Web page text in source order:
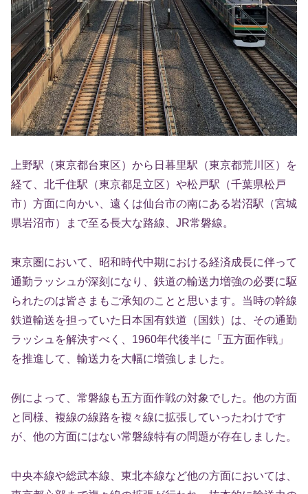
上野駅（東京都台東区）から日暮里駅（東京都荒川区）を
経て、北千住駅（東京都足立区）や松戸駅（千葉県松戸
市）方面に向かい、遠くは仙台市の南にある岩沼駅（宮城
県岩沼市）まで至る長大な路線、JR常磐線。
東京圏において、昭和時代中期における経済成長に伴って
通勤ラッシュが深刻になり、鉄道の輸送力増強の必要に駆
られたのは皆さまもご承知のことと思います。当時の幹線
鉄道輸送を担っていた日本国有鉄道（国鉄）は、その通勤
ラッシュを解決すべく、1960年代後半に「五方面作戦」
を推進して、輸送力を大幅に増強しました。
例によって、常磐線も五方面作戦の対象でした。他の方面
と同様、複線の線路を複々線に拡張していったわけです
が、他の方面にはない常磐線特有の問題が存在しました。
中央本線や総武本線、東北本線など他の方面においては、